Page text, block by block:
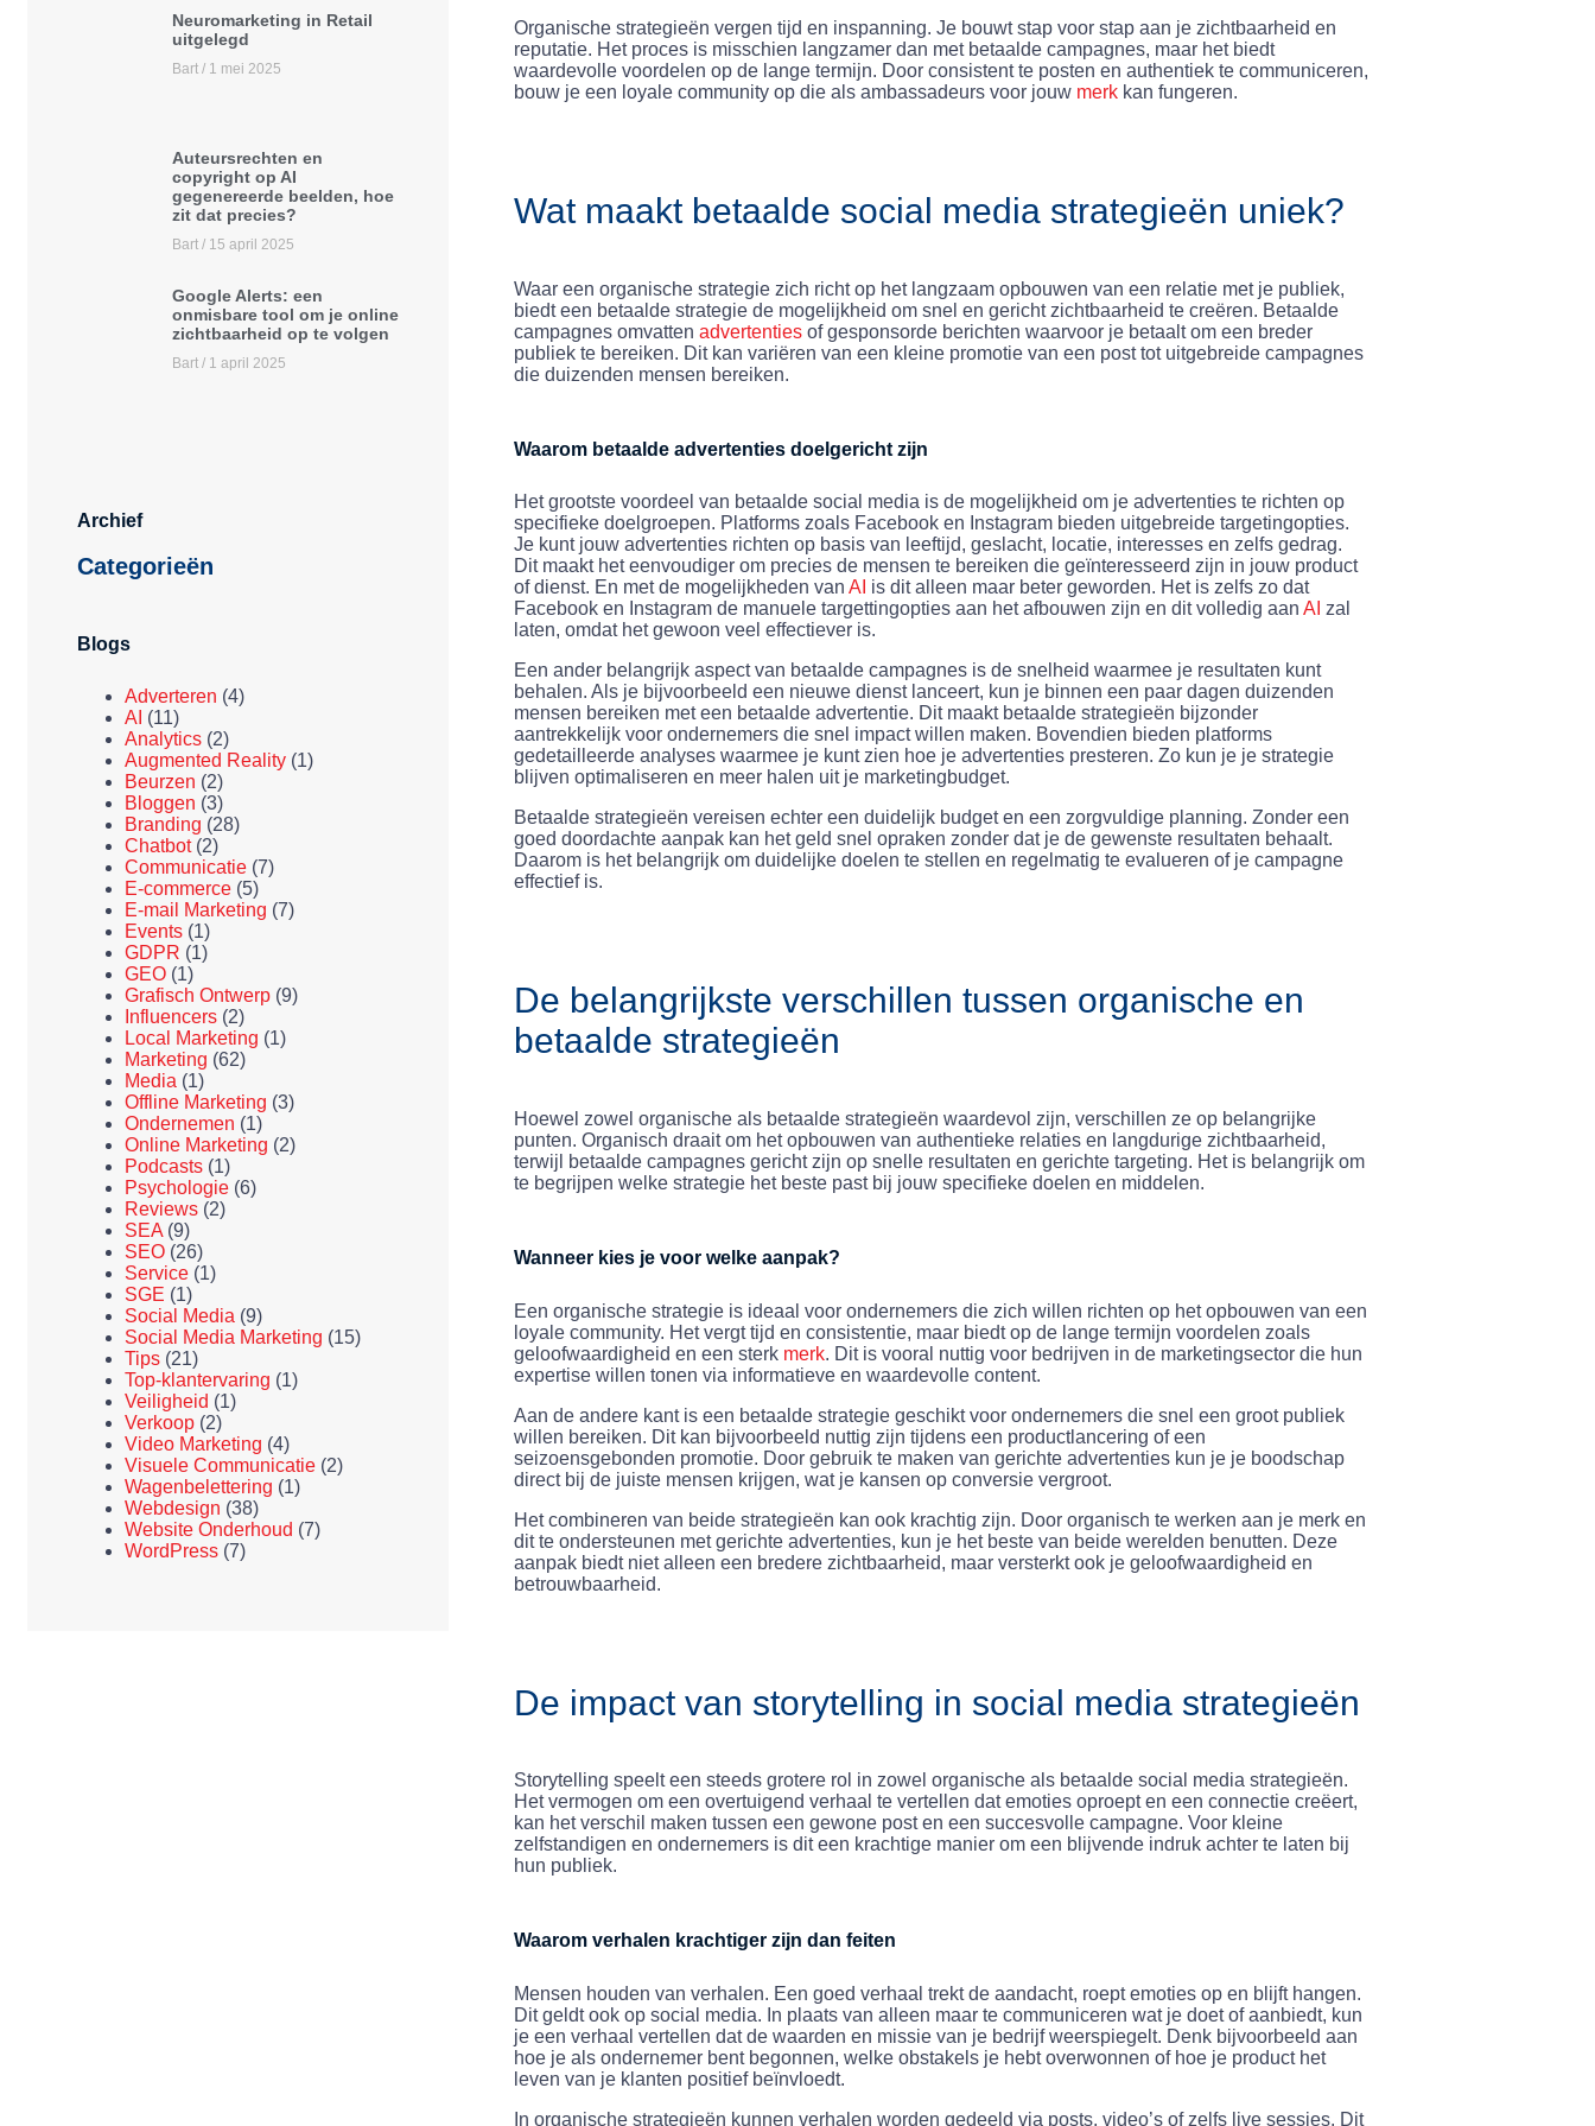
Neuromarketing in Retail
uitgelegd
Bart 1 mei 2025
Auteursrechten en
copyright op AI
gegenereerde beelden, hoe
zit dat precies?
Bart 15 april 2025
Google Alerts: een
onmisbare tool om je online
zichtbaarheid op te volgen
Bart 1 april 2025
Archief
Categorieën
Blogs
Adverteren (4)
AI (11)
Analytics (2)
Augmented Reality (1)
Beurzen (2)
Bloggen (3)
Branding (28)
Chatbot(2)
Communicatie (7)
E-commerce (5)
E-mail Marketing (7)
Events (1)
GDPR (1)
GEO (1)
Grafisch Ontwerp (9)
Influencers (2)
Local Marketing (1)
Marketing (62)
Media (1)
Offline Marketing (3)
Ondernemen (1)
Online Marketing (2)
Podcasts (1)
Psychologie (6)
Reviews (2)
SEA(9)
SEO (26)
Service (1)
SGE (1)
Social Media (9)
Social Media Marketing (15)
Tips (21)
Top-klantervaring (1)
Veiligheid (1)
Verkoop (2)
Video Marketing (4)
Visuele Communicatie (2)
Wagenbelettering (1)
Webdesign (38)
Website Onderhoud (7)
WordPress (7)
Organische strategieën vergen tijd en inspanning. Je bouwt stap voor stap aan je zichtbaarheid en
reputatie. Het proces is misschien langzamer dan met betaalde campagnes, maar het biedt
waardevolle voordelen op de lange termijn. Door consistent te posten en authentiek te communiceren,
bouw je een loyale community op die als ambassadeurs voor jouw merk kan fungeren.
Wat maakt betaalde social media strategieën uniek?
Waar een organische strategie zich richt op het langzaam opbouwen van een relatie met je publiek,
biedt een betaalde strategie de mogelijkheid om snel en gericht zichtbaarheid te creëren. Betaalde
campagnes omvatten advertenties of gesponsorde berichten waarvoor je betaalt om een breder
publiek te bereiken. Dit kan variëren van een kleine promotie van een post tot uitgebreide campagnes
die duizenden mensen bereiken.
Waarom betaalde advertenties doelgericht zijn
Het grootste voordeel van betaalde social media is de mogelijkheid om je advertenties te richten op
specifieke doelgroepen. Platforms zoals Facebook en Instagram bieden uitgebreide targetingopties.
Je kunt jouw advertenties richten op basis van leeftijd, geslacht, locatie, interesses en zelfs gedrag.
Dit maakt het eenvoudiger om precies de mensen te bereiken die geïnteresseerd zijn in jouw product
of dienst. En met de mogelijkheden van AI is dit alleen maar beter geworden. Het is zelfs zo dat
Facebook en Instagram de manuele targettingopties aan het afbouwen zijn en dit volledig aan AI zal
laten, omdat het gewoon veel effectiever is.
Een ander belangrijk aspect van betaalde campagnes is de snelheid waarmee je resultaten kunt
behalen. Als je bijvoorbeeld een nieuwe dienst lanceert, kun je binnen een paar dagen duizenden
mensen bereiken met een betaalde advertentie. Dit maakt betaalde strategieën bijzonder
aantrekkelijk voor ondernemers die snel impact willen maken. Bovendien bieden platforms
gedetailleerde analyses waarmee je kunt zien hoe je advertenties presteren. Zo kun je je strategie
blijven optimaliseren en meer halen uit je marketingbudget.
Betaalde strategieën vereisen echter een duidelijk budget en een zorgvuldige planning. Zonder een
goed doordachte aanpak kan het geld snel opraken zonder dat je de gewenste resultaten behaalt.
Daarom is het belangrijk om duidelijke doelen te stellen en regelmatig te evalueren of je campagne
effectief is.
De belangrijkste verschillen tussen organische en
betaalde strategieën
Hoewel zowel organische als betaalde strategieën waardevol zijn, verschillen ze op belangrijke
punten. Organisch draait om het opbouwen van authentieke relaties en langdurige zichtbaarheid,
terwijl betaalde campagnes gericht zijn op snelle resultaten en gerichte targeting. Het is belangrijk om
te begrijpen welke strategie het beste past bij jouw specifieke doelen en middelen.
Wanneer kies je voor welke aanpak?
Een organische strategie is ideaal voor ondernemers die zich willen richten op het opbouwen van een
loyale community. Het vergt tijd en consistentie, maar biedt op de lange termijn voordelen zoals
geloofwaardigheid en een sterk merk. Dit is vooral nuttig voor bedrijven in de marketingsector die hun
expertise willen tonen via informatieve en waardevolle content.
Aan de andere kant is een betaalde strategie geschikt voor ondernemers die snel een groot publiek
willen bereiken. Dit kan bijvoorbeeld nuttig zijn tijdens een productlancering of een
seizoensgebonden promotie. Door gebruik te maken van gerichte advertenties kun je je boodschap
direct bij de juiste mensen krijgen, wat je kansen op conversie vergroot.
Het combineren van beide strategieën kan ook krachtig zijn. Door organisch te werken aan je merk en
dit te ondersteunen met gerichte advertenties, kun je het beste van beide werelden benutten. Deze
aanpak biedt niet alleen een bredere zichtbaarheid, maar versterkt ook je geloofwaardigheid en
betrouwbaarheid.
De impact van storytelling in social media strategieën
Storytelling speelt een steeds grotere rol in zowel organische als betaalde social media strategieën.
Het vermogen om een overtuigend verhaal te vertellen dat emoties oproept en een connectie creëert,
kan het verschil maken tussen een gewone post en een succesvolle campagne. Voor kleine
zelfstandigen en ondernemers is dit een krachtige manier om een blijvende indruk achter te laten bij
hun publiek.
Waarom verhalen krachtiger zijn dan feiten
Mensen houden van verhalen. Een goed verhaal trekt de aandacht, roept emoties op en blijft hangen.
Dit geldt ook op social media. In plaats van alleen maar te communiceren wat je doet of aanbiedt, kun
je een verhaal vertellen dat de waarden en missie van je bedrijf weerspiegelt. Denk bijvoorbeeld aan
hoe je als ondernemer bent begonnen, welke obstakels je hebt overwonnen of hoe je product het
leven van je klanten positief beïnvloedt.
In organische strategieën kunnen verhalen worden gedeeld via posts, video’s of zelfs live sessies. Dit